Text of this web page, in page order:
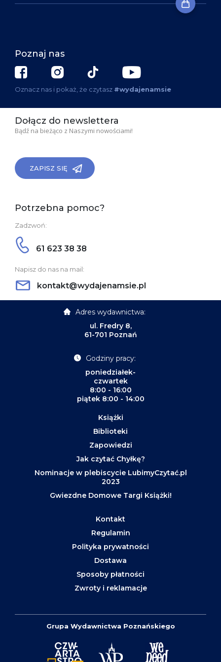
Poznaj nas
Oznacz nas i pokaż, że czytasz #wydajenamsie
Dołącz do newslettera
Bądź na bieżąco z Naszymi nowościami!
ZAPISZ SIĘ
Potrzebna pomoc?
Zadzwoń:
61 623 38 38
Napisz do nas na mail:
kontakt@wydajenamsie.pl
Adres wydawnictwa:
ul. Fredry 8,
61-701 Poznań
Godziny pracy:
poniedziałek-
czwartek
8:00 - 16:00
piątek 8:00 - 14:00
Książki
Biblioteki
Zapowiedzi
Jak czytać Chyłkę?
Nominacje w plebiscycie LubimyCzytać.pl
2023
Gwiezdne Domowe Targi Książki!
Kontakt
Regulamin
Polityka prywatności
Dostawa
Sposoby płatności
Zwroty i reklamacje
Grupa Wydawnictwa Poznańskiego